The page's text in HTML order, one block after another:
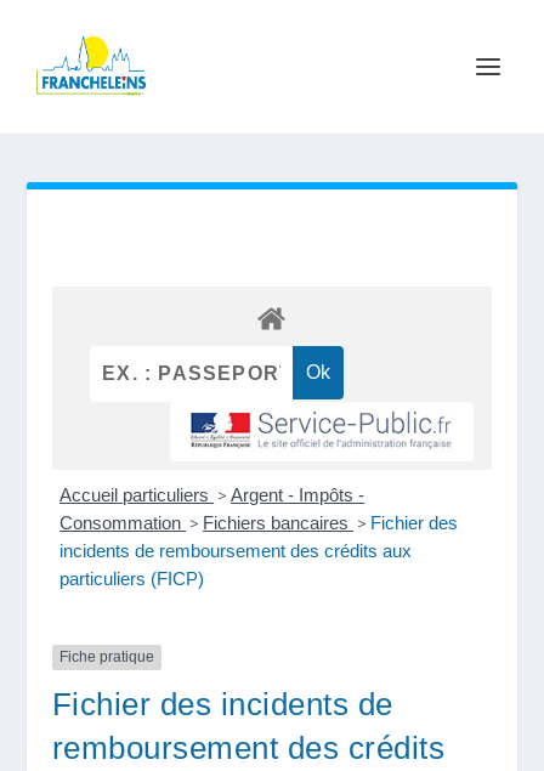
Accueil particuliers > Argent - Impôts -
Consommation > Fichiers bancaires > Fichier des
incidents de remboursement des crédits aux
particuliers (FICP)
Fiche pratique
Fichier des incidents de
remboursement des crédits